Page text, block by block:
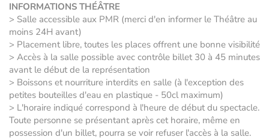
INFORMATIONS THÉÂTRE
> Salle accessible aux PMR (merci d'en informer le Théâtre au
moins 24H avant)
> Placement libre, toutes les places offrent une bonne visibilité
> Accès à la salle possible avec contrôle billet 30 à 45 minutes
avant le début de la représentation
> Boissons et nourriture interdits en salle (à l'exception des
petites bouteilles d'eau en plastique - 50cl maximum)
> L'horaire indiqué correspond à l'heure de début du spectacle.
Toute personne se présentant après cet horaire, même en
possession d'un billet, pourra se voir refuser l'accès à la salle.